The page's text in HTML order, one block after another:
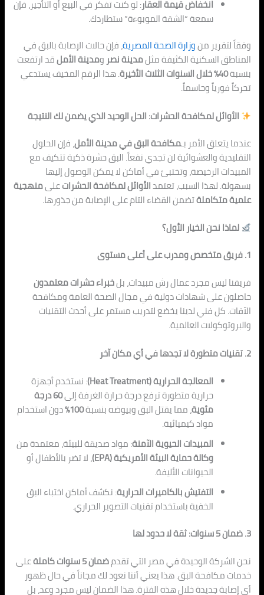
انخفاض قيمة العقار: لو كنت تفكر في البيع أو التأجير، فإن
سمعة “الشقة الموبوءة” ستطاردك.
وفقاً لتقرير منوزارة الصحة المصرية، فإن حالات الإصابة بالبق في
المناطق السكنية الكثيفة مثلمدينة نصرومدينة الأملقد ارتفعت
بنسبة40% خلال السنوات الثلاث الأخيرة . هذا الرقم المخيف يستدعي
تحركاً فورياً وحاسماً.
الأوائل لمكافحة الحشرات: الحل الوحيد الذي يضمن لكالنتيجة
عندما يتعلق الأمر بـمكافحة البق في مدينة الأمل، فإن الحلول
التقليدية والعشوائية لن تجدي نفعاً. البق حشرة ذكية تتكيف مع
المبيدات الرخيصة، وتختبئ في أماكن لا يمكن الوصول إليها
بسهولة. لهذا السبب، تعتمدالأوائل لمكافحة الحشراتعلىمنهجية
علمية متكاملةتضمن القضاء التام على الإصابة من جذورها.
لماذا نحن الخيار الأول؟
1. فريق متخصص ومدرب على أعلى مستوى
فريقنا ليس مجرد عمال رش مبيدات، بلخبراء حشرات معتمدون
حاصلون على شهادات دولية في مجال الصحة العامة ومكافحة
الآفات. كل فني لدينا يخضع لتدريب مستمر على أحدث التقنيات
والبروتوكولات العالمية.
2. تقنيات متطورة لا تجدها في أي مكان آخر
المعالجة الحرارية (Heat Treatment): نستخدم أجهزة
حرارية متطورة ترفع درجة حرارة الغرفة إلى
60 درجة
مئوية، مما يقتل البق وبيوضه بنسبة100
%دون استخدام
مواد كيميائية.
المبيدات الحيوية الآمنة: مواد صديقة للبيئة، معتمدة من
وكالة حماية البيئة الأمريكية (EPA)
، لا تضر بالأطفال أو
الحيوانات الأليفة.
التفتيش بالكاميرات الحرارية: نكشف أماكن اختباء البق
الخفية باستخدام تقنيات التصوير الحراري.
3. ضمان 5 سنوات: ثقة لا ح
دود لها
نحن الشركة الوحيدة في مصر التي تقدمضمان 5 سنوات كاملة
على
خدمات مكافحة البق. هذا يعني أننا نعود لك مجاناً في حالظهور
أي إصابة جديدة خلال هذه الفترة. هذا الضمان ليس مجرد وعد، بل